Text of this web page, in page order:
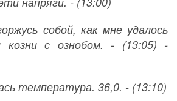
собой, как мне удалось
козни с ознобом. - (13:05) -
температура. 36,0. - (13:10)